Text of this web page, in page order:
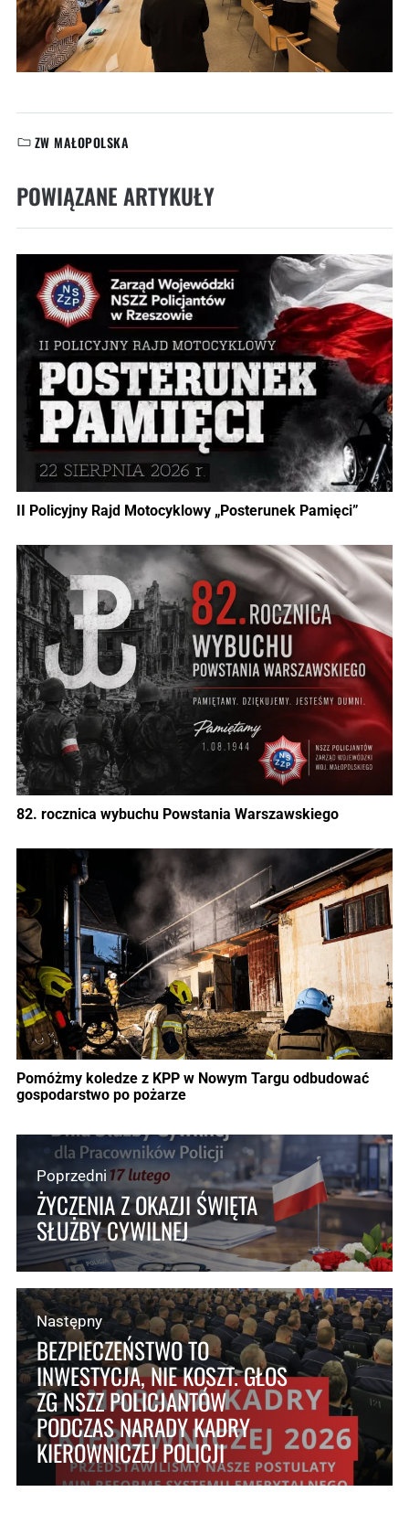
KATEGORIE:
ZW MAŁOPOLSKA
POWIĄZANE ARTYKUŁY
II Policyjny Rajd Motocyklowy „Posterunek Pamięci”
82. rocznica wybuchu Powstania Warszawskiego
Pomóżmy koledze z KPP w Nowym Targu odbudować
gospodarstwo po pożarze
Poprzedni
ŻYCZENIA Z OKAZJI ŚWIĘTA
SŁUŻBY CYWILNEJ
Następny
BEZPIECZEŃSTWO TO
INWESTYCJA, NIE KOSZT. GŁOS
ZG NSZZ POLICJANTÓW
PODCZAS NARADY KADRY
KIEROWNICZEJ POLICJI